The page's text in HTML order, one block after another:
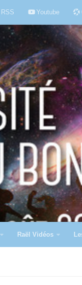
Youtube
Raël Vidéos